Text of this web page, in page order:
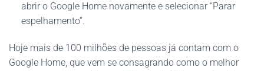
abrir o Google Home novamente e selecionar “Parar
espelhamento”.
Hoje mais de 100 milhões de pessoas já contam com o
Google Home, que vem se consagrando como o melhor